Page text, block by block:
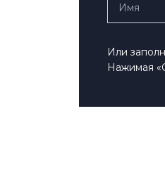
Или
Нажимая